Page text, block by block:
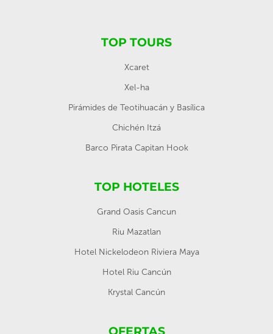
TOP TOURS
Xcaret
Xel-ha
Pirámides de Teotihuacán y Basílica
Chichén Itzá
Barco Pirata Capitan Hook
TOP HOTELES
Grand Oasis Cancun
Riu Mazatlan
Hotel Nickelodeon Riviera Maya
Hotel Riu Cancún
Krystal Cancún